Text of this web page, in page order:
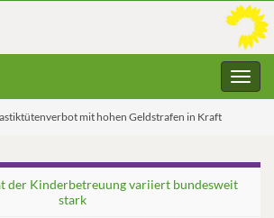
mit hohen Geldstrafen in Kraft
der Kinderbetreuung variiert bundesweit
stark